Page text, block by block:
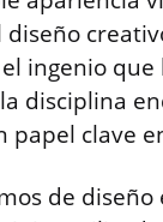
ingenio
disciplina
papel clave
de